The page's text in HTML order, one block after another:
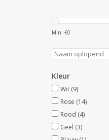
Min: €0
Kleur
Wit (9)
Rose (14)
Rood (4)
Geel (3)